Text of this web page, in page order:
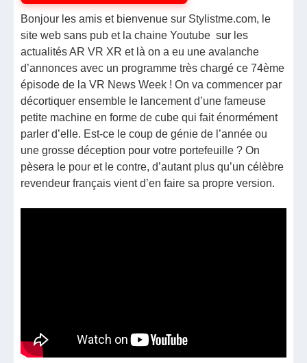
Bonjour les amis et bienvenue sur Stylistme.com, le
site web sans pub et la chaine Youtube sur les
actualités AR VR XR et là on a eu une avalanche
d’annonces avec un programme très chargé ce 74ème
épisode de la VR News Week ! On va commencer par
décortiquer ensemble le lancement d’une fameuse
petite machine en forme de cube qui fait énormément
parler d’elle. Est-ce le coup de génie de l’année ou
une grosse déception pour votre portefeuille ? On
pèsera le pour et le contre, d’autant plus qu’un célèbre
revendeur français vient d’en faire sa propre version.